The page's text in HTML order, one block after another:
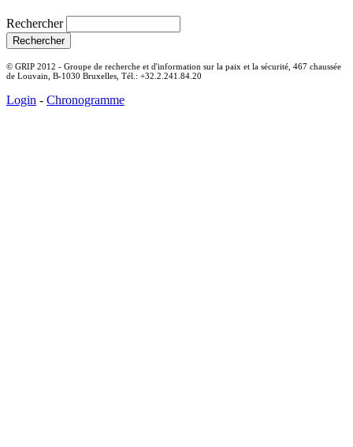
Rechercher
© GRIP 2012 - Groupe de recherche et d'information sur la paix et la sécurité, 467 chaussée
de Louvain, B-1030 Bruxelles, Tél.: +32.2.241.84.20
Login - Chronogramme